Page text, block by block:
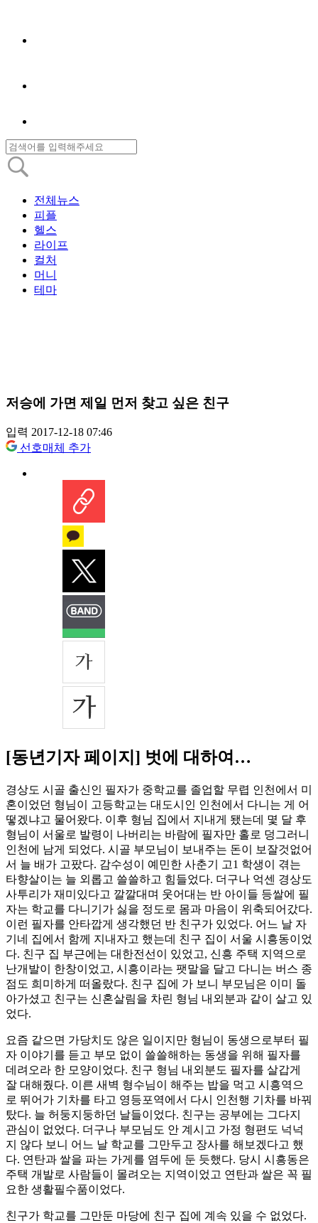
전체뉴스
피플
헬스
라이프
컬처
머니
테마
저승에 가면 제일 먼저 찾고 싶은 친구
입력 2017-12-18 07:46
선호매체 추가
[동년기자 페이지] 벗에 대하여…
경상도 시골 출신인 필자가 중학교를 졸업할 무렵 인천에서 미
혼이었던 형님이 고등학교는 대도시인 인천에서 다니는 게 어
떻겠냐고 물어왔다. 이후 형님 집에서 지내게 됐는데 몇 달 후
형님이 서울로 발령이 나버리는 바람에 필자만 홀로 덩그러니
인천에 남게 되었다. 시골 부모님이 보내주는 돈이 보잘것없어
서 늘 배가 고팠다. 감수성이 예민한 사춘기 고1 학생이 겪는
타향살이는 늘 외롭고 쓸쓸하고 힘들었다. 더구나 억센 경상도
사투리가 재미있다고 깔깔대며 웃어대는 반 아이들 등쌀에 필
자는 학교를 다니기가 싫을 정도로 몸과 마음이 위축되어갔다.
이런 필자를 안타깝게 생각했던 반 친구가 있었다. 어느 날 자
기네 집에서 함께 지내자고 했는데 친구 집이 서울 시흥동이었
다. 친구 집 부근에는 대한전선이 있었고, 신흥 주택 지역으로
난개발이 한창이었고, 시흥이라는 팻말을 달고 다니는 버스 종
점도 희미하게 떠올랐다. 친구 집에 가 보니 부모님은 이미 돌
아가셨고 친구는 신혼살림을 차린 형님 내외분과 같이 살고 있
었다.
요즘 같으면 가당치도 않은 일이지만 형님이 동생으로부터 필
자 이야기를 듣고 부모 없이 쓸쓸해하는 동생을 위해 필자를
데려오라 한 모양이었다. 친구 형님 내외분도 필자를 살갑게
잘 대해줬다. 이른 새벽 형수님이 해주는 밥을 먹고 시흥역으
로 뛰어가 기차를 타고 영등포역에서 다시 인천행 기차를 바꿔
탔다. 늘 허둥지둥하던 날들이었다. 친구는 공부에는 그다지
관심이 없었다. 더구나 부모님도 안 계시고 가정 형편도 넉넉
지 않다 보니 어느 날 학교를 그만두고 장사를 해보겠다고 했
다. 연탄과 쌀을 파는 가게를 염두에 둔 듯했다. 당시 시흥동은
주택 개발로 사람들이 몰려오는 지역이었고 연탄과 쌀은 꼭 필
요한 생활필수품이었다.
친구가 학교를 그만둔 마당에 친구 집에 계속 있을 수 없었다.